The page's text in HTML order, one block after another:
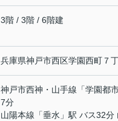
3階 / 3階 / 6階建
兵庫県神戸市西区学園西町 ７
神戸市西神・山手線 「学園都
7分
山陽本線 「垂水 」駅 バス32分